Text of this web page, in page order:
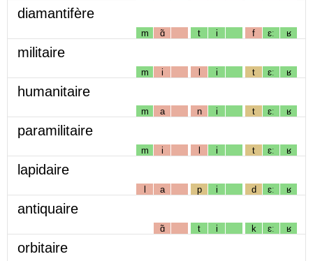
diamantifère
m ɑ̃ t i f ɛː ʁ
militaire
m i l i t ɛː ʁ
humanitaire
m a n i t ɛː ʁ
paramilitaire
m i l i t ɛː ʁ
lapidaire
l a p i d ɛː ʁ
antiquaire
ɑ̃ t i k ɛː ʁ
orbitaire